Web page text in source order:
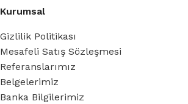
Kurumsal
Gizlilik Politikası
Mesafeli Satış Sözleşmesi
Referanslarımız
Belgelerimiz
Banka Bilgilerimiz